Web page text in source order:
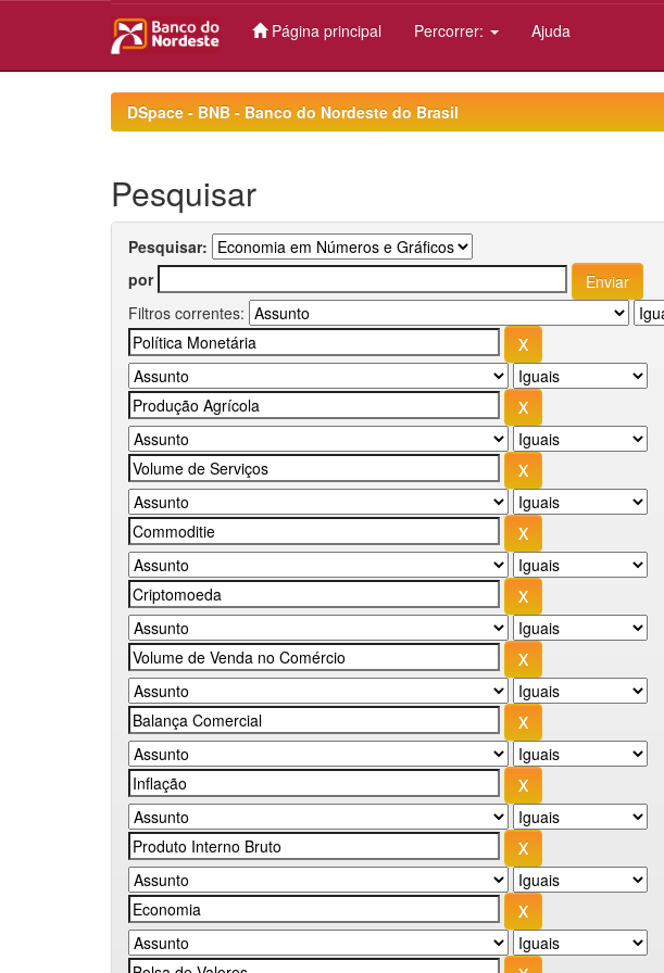
Página principal Percorrer: Ajuda
DSpace - BNB - Banco do Nordeste do Brasil
Pesquisar
Pesquisar:
por
Filtros correntes: